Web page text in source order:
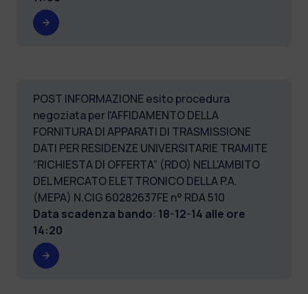
POST INFORMAZIONE esito procedura
negoziata per l'AFFIDAMENTO DELLA
FORNITURA DI APPARATI DI TRASMISSIONE
DATI PER RESIDENZE UNIVERSITARIE TRAMITE
“RICHIESTA DI OFFERTA” (RDO) NELL’AMBITO
DEL MERCATO ELETTRONICO DELLA P.A.
(MEPA) N.CIG 60282637FE n° RDA 510
Data scadenza bando: 18-12-14 alle ore
14:20